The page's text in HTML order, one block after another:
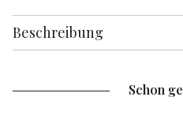
Beschreibung
Schon